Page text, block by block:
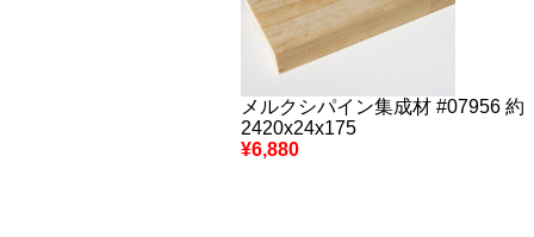
メルクシパイン集成材 #07956 約
2420x24x175
¥6,880